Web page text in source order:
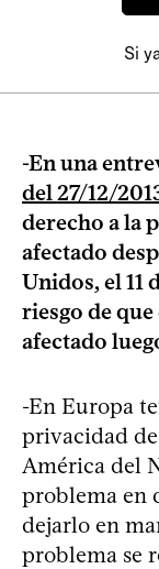
Si
-En una
del 27/12/
derecho a la
afectado
Unidos, el 11
riesgo de que
afectado
-En Europa
privacidad
América del
problema en
dejarlo en
problema se